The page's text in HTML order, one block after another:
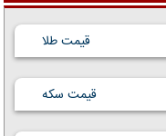
قیمت طلا
قیمت سکه